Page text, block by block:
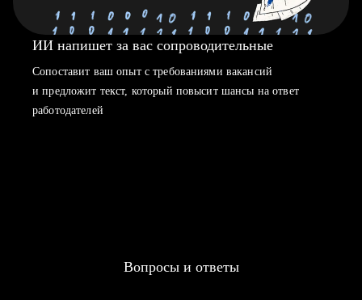
ИИ напишет за вас сопроводительные
Сопоставит ваш опыт с требованиями вакансий
и предложит текст, который повысит шансы на ответ
работодателей
Вопросы и ответы